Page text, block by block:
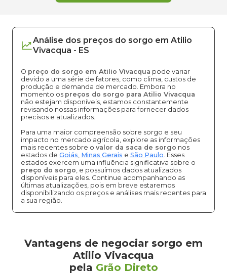
Análise dos preços do sorgo em Atilio
Vivacqua - ES
O preço do sorgo em Atilio Vivacqua pode variar
devido a uma série de fatores, como clima, custos de
produção e demanda de mercado. Embora no
momento os preços do sorgo para Atilio Vivacqua
não estejam disponíveis, estamos constantemente
revisando nossas informações para fornecer dados
precisos e atualizados.
Para uma maior compreensão sobre sorgo e seu
impacto no mercado agrícola, explore as informações
mais recentes sobre o valor da saca de sorgo nos
estados de Goiás, Minas Gerais e São Paulo. Esses
estados exercem uma influência significativa sobre o
preço do sorgo, e possuímos dados atualizados
disponíveis para eles. Continue acompanhando as
últimas atualizações, pois em breve estaremos
disponibilizando os preços e análises mais recentes para
a sua região.
Vantagens de negociar sorgo em
Atilio Vivacqua
pela Grão Direto